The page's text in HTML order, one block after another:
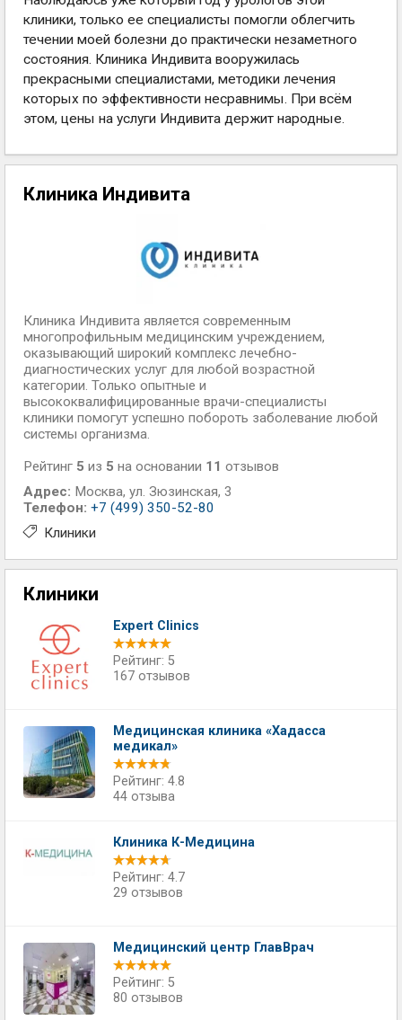
клиники, только ее специалисты помогли облегчить
течении моей болезни до практически незаметного
состояния. Клиника Индивита вооружилась
прекрасными специалистами, методики лечения
которых по эффективности несравнимы. При всём
этом, цены на услуги Индивита держит народные.
Клиника Индивита
Клиника Индивита является современным
многопрофильным медицинским учреждением,
оказывающий широкий комплекс лечебно-
диагностических услуг для любой возрастной
категории. Только опытные и
высококвалифицированные врачи-специалисты
клиники помогут успешно побороть заболевание любой
системы организма.
Рейтинг 5 из 5 на основании 11 отзывов
Адрес: Москва, ул. Зюзинская, 3
Телефон: +7 (499) 350-52-80
Клиники
Клиники
Expert Clinics
Рейтинг: 5
167 отзывов
Медицинская клиника «Хадасса
медикал»
Рейтинг: 4.8
44 отзыва
Клиника К-Медицина
Рейтинг: 4.7
29 отзывов
Медицинский центр ГлавВрач
Рейтинг: 5
80 отзывов